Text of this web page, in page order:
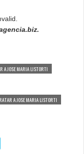
A JOSE MARIA LISTORTI
A JOSE MARIA LISTORTI